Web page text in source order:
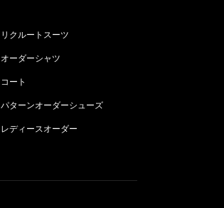
リクルートスーツ
オーダーシャツ
コート
パターンオーダーシューズ
レディースオーダー